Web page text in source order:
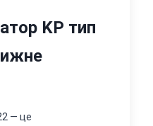
KP тип
— це